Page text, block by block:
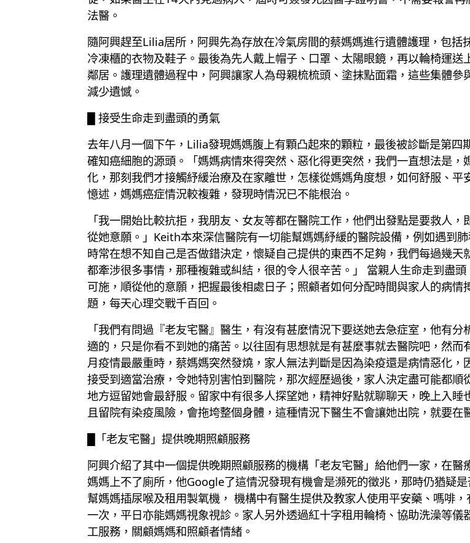
法醫。
隨阿興趕至Lilia居所，阿興先為存放在冷氣房間的蔡媽媽進行遺體護理，包
冷凍櫃的衣物及鞋子。最後為先人戴上帽子、口罩、太陽眼鏡，再以輪椅運
鄰居。護理遺體過程中，阿興讓家人為母親梳梳頭、塗抹點面霜，這些集體
減少遺憾。
█ 接受生命走到盡頭的勇氣
去年八月一個下午，Lilia發現媽媽腹上有顆凸起來的顆粒，最後被診斷是第
確知癌細胞的源頭。「媽媽病情來得突然、惡化得更突然，我們一直想法是
化，那刻我們才接觸紓緩治療及在家離世，怎樣從媽媽角度想，如何舒服、
憶述，媽媽癌症情況較複雜，發現時情況已不能根治。
「我一開始比較抗拒，我朋友、女友等都在醫院工作，他們出發點是要救人
從她意願。」Keith本來深信醫院有一切能幫媽媽紓緩的醫院設備，例如遇到
時常在想不知自己是否做錯決定，懷疑自己提供的東西不足夠，我們每過幾
都牽涉很多事情，那種複雜或糾結，很的令人很辛苦。」 當親人生命走到盡
可施，順從他的意願，把握最後相處日子；照顧者如何分配時間與家人的病
題，每天心理交戰千百回。
「我們有問過『老友宅醫』醫生，有沒有甚麼情況下要送她去急症室，他有
適的，只是你看不到她的痛苦。以往固有思想就是有甚麼事就去醫院吧，然
月疫情最嚴重時，蔡媽媽突然發燒，家人無法判斷是因為染疫還是病情惡化
接受到適當治療，令她特別害怕到醫院，那次經歷過後，家人決定盡可能都
地方逗留她會最舒服。留家中有很多人探望她，精神好點就聊聊天，晚上入
且留院有染疫風險，會拖垮整個身體，這種情況下醫生不會讓她出院，就要在
█「老友宅醫」提供晚期照顧服務
阿興介紹了其中一個提供晚期照顧服務的機構「老友宅醫」給他們一家，在
媽媽上不了廁所，他Google了這情況發現有機會是瀕死的徵兆，那時仍猶疑
幫媽媽插尿喉及租用製氧機， 機構中有醫生提供及教家人使用平安藥、嗎啡
一次，平日亦能媽媽視象視診。家人另外透過紅十字租用輪椅、協助洗澡等
工服務，關顧媽媽和照顧者情緒。